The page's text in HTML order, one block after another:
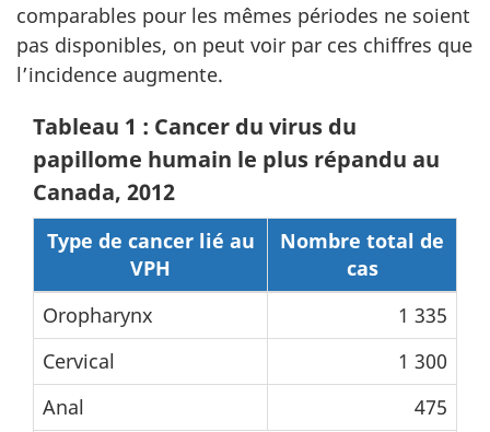
comparables pour les mêmes périodes ne soient
pas disponibles, on peut voir par ces chiffres que
l’incidence augmente.
Tableau 1 : Cancer du virus du
papillome humain le plus répandu au
Canada, 2012
Type de cancer lié au
VPH
Nombre total de
cas
Oropharynx
1 335
Cervical
1 300
Anal
475